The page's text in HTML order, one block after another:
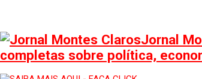
Jornal
completas sobre política,